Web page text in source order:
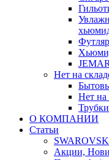
Нет на
Нет на
О КОМПАНИИ
Статьи
Акции,